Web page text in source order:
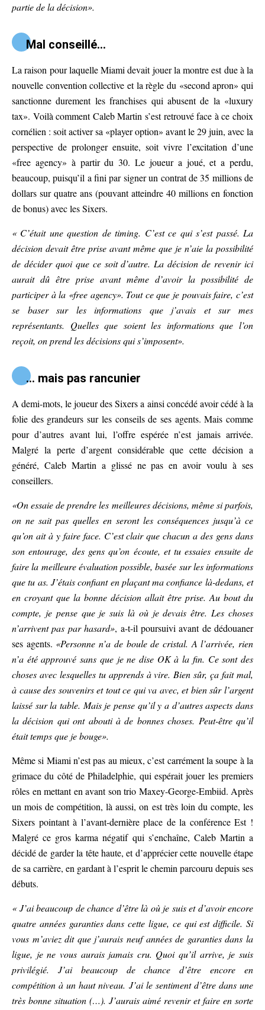
partie de la décision».
Mal conseillé…
La raison pour laquelle Miami devait jouer la montre est due à la
nouvelle convention collective et la règle du «second apron» qui
sanctionne durement les franchises qui abusent de la «luxury
tax». Voilà comment Caleb Martin s’est retrouvé face à ce choix
cornélien : soit activer sa «player option» avant le 29 juin, avec la
perspective de prolonger ensuite, soit vivre l’excitation d’une
«free agency» à partir du 30. Le joueur a joué, et a perdu,
beaucoup, puisqu’il a fini par signer un contrat de 35 millions de
dollars sur quatre ans (pouvant atteindre 40 millions en fonction
de bonus) avec les Sixers.
« C’était une question de timing. C’est ce qui s’est passé. La
décision devait être prise avant même que je n’aie la possibilité
de décider quoi que ce soit d’autre. La décision de revenir ici
aurait dû être prise avant même d’avoir la possibilité de
participer à la «free agency». Tout ce que je pouvais faire, c’est
se baser sur les informations que j’avais et sur mes
représentants. Quelles que soient les informations que l’on
reçoit, on prend les décisions qui s’imposent».
… mais pas rancunier
A demi-mots, le joueur des Sixers a ainsi concédé avoir cédé à la
folie des grandeurs sur les conseils de ses agents. Mais comme
pour d’autres avant lui, l’offre espérée n’est jamais arrivée.
Malgré la perte d’argent considérable que cette décision a
généré, Caleb Martin a glissé ne pas en avoir voulu à ses
conseillers.
«On essaie de prendre les meilleures décisions, même si parfois,
on ne sait pas quelles en seront les conséquences jusqu’à ce
qu’on ait à y faire face. C’est clair que chacun a des gens dans
son entourage, des gens qu’on écoute, et tu essaies ensuite de
faire la meilleure évaluation possible, basée sur les informations
que tu as. J’étais confiant en plaçant ma confiance là-dedans, et
en croyant que la bonne décision allait être prise. Au bout du
compte, je pense que je suis là où je devais être. Les choses
n’arrivent pas par hasard», a-t-il poursuivi avant de dédouaner
ses agents. «Personne n’a de boule de cristal. A l’arrivée, rien
n’a été approuvé sans que je ne dise OK à la fin. Ce sont des
choses avec lesquelles tu apprends à vire. Bien sûr, ça fait mal,
à cause des souvenirs et tout ce qui va avec, et bien sûr l’argent
laissé sur la table. Mais je pense qu’il y a d’autres aspects dans
la décision qui ont abouti à de bonnes choses. Peut-être qu’il
était temps que je bouge».
Même si Miami n’est pas au mieux, c’est carrément la soupe à la
grimace du côté de Philadelphie, qui espérait jouer les premiers
rôles en mettant en avant son trio Maxey-George-Embiid. Après
un mois de compétition, là aussi, on est très loin du compte, les
Sixers pointant à l’avant-dernière place de la conférence Est !
Malgré ce gros karma négatif qui s’enchaîne, Caleb Martin a
décidé de garder la tête haute, et d’apprécier cette nouvelle étape
de sa carrière, en gardant à l’esprit le chemin parcouru depuis ses
débuts.
« J’ai beaucoup de chance d’être là où je suis et d’avoir encore
quatre années garanties dans cette ligue, ce qui est difficile. Si
vous m’aviez dit que j’aurais neuf années de garanties dans la
ligue, je ne vous aurais jamais cru. Quoi qu’il arrive, je suis
privilégié. J’ai beaucoup de chance d’être encore en
compétition à un haut niveau. J’ai le sentiment d’être dans une
très bonne situation (…). J’aurais aimé revenir et faire en sorte